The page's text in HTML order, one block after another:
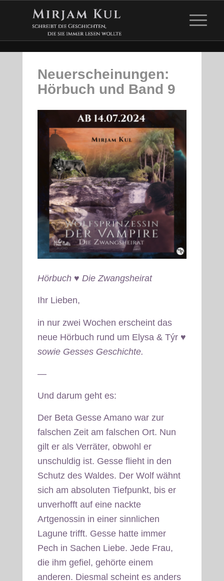
Neuerscheinungen:
Hörbuch und Band 9
Hörbuch ♥ Die Zwangsheirat
Ihr Lieben,
in nur zwei Wochen erscheint das
neue Hörbuch rund um Elysa & Týr ♥
sowie Gesses Geschichte.
—
Und darum geht es:
Der Beta Gesse Amano war zur
falschen Zeit am falschen Ort. Nun
gilt er als Verräter, obwohl er
unschuldig ist. Gesse flieht in den
Schutz des Waldes. Der Wolf wähnt
sich am absoluten Tiefpunkt, bis er
unverhofft auf eine nackte
Artgenossin in einer sinnlichen
Lagune trifft. Gesse hatte immer
Pech in Sachen Liebe. Jede Frau,
die ihm gefiel, gehörte einem
anderen. Diesmal scheint es anders